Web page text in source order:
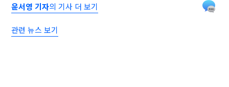
윤서영 기자의 기사 더 보기
관련 뉴스 보기